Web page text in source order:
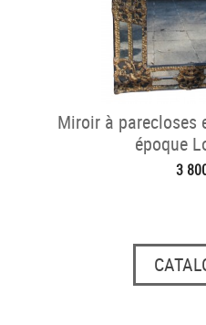
Miroir à parecloses
époque
3